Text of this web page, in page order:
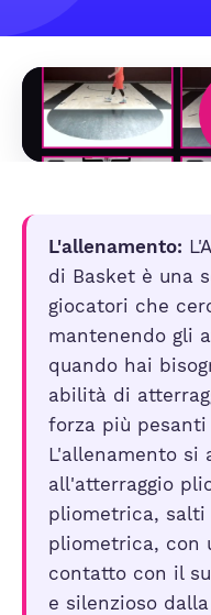
L'allenamento:
di Basket è una
giocatori che
mantenendo gli
quando hai
abilità di
forza più
L'allenamento si
all'atterraggio
pliometrica,
pliometrica, con
contatto con il
e silenzioso